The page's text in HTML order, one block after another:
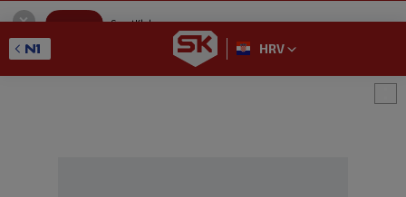
SportKlub
GET - On the Google Play
HRV